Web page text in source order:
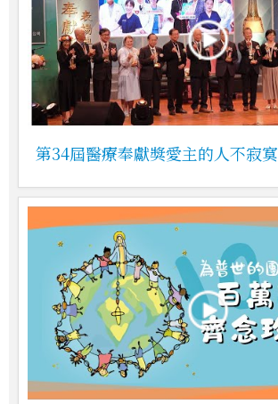
第34屆醫療奉獻獎愛主的人不寂寞